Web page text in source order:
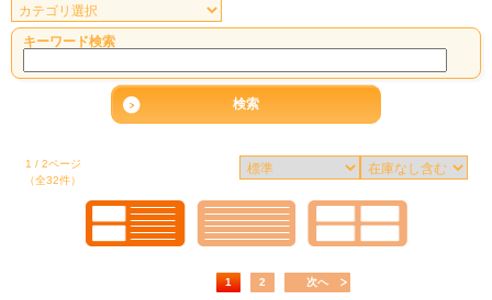
キーワード検索
1 / 2ページ
（全32件）
1 2 次へ